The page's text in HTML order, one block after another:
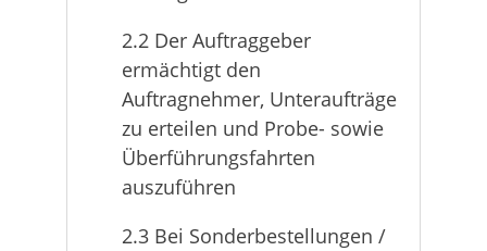
2.2 Der Auftraggeber
ermächtigt den
Auftragnehmer, Unteraufträge
zu erteilen und Probe- sowie
Überführungsfahrten
auszuführen
2.3 Bei Sonderbestellungen /